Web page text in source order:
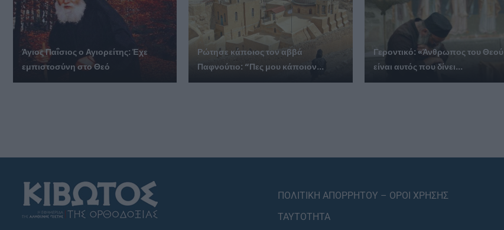
Άγιος Παΐσιος ο Αγιορείτης: Ἐχε
εμπιστοσύνη στο Θεό
Ρώτησε κάποιος τον αββά
Παφνούτιο: “Πες μου κάποιον...
Γεροντικό: «Άνθρωπος του Θεού
είναι αυτός που δίνει...
ΠΟΛΙΤΙΚΗ ΑΠΟΡΡΗΤΟΥ – ΟΡΟΙ ΧΡΗΣΗΣ
ΤΑΥΤΟΤΗΤΑ